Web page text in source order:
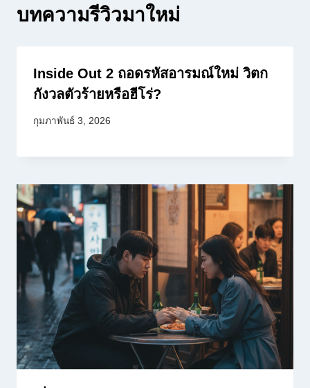
บทความรีวิวมาใหม่
Inside Out 2 ถอดรหัสอารมณ์ใหม่ วิตก
กังวลตัวร้ายหรือฮีโร่?
กุมภาพันธ์ 3, 2026